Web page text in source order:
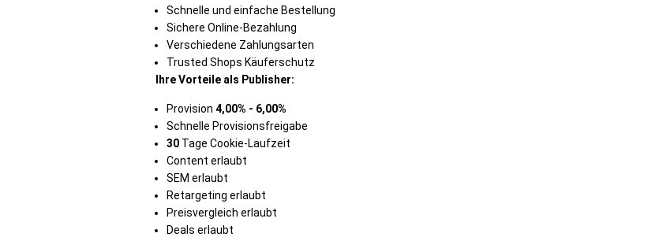
Schnelle und einfache Bestellung
Sichere Online-Bezahlung
Verschiedene Zahlungsarten
Trusted Shops Käuferschutz
Ihre Vorteile als Publisher:
Provision 4,00% - 6,00%
Schnelle Provisionsfreigabe
30 Tage Cookie-Laufzeit
Content erlaubt
SEM erlaubt
Retargeting erlaubt
Preisvergleich erlaubt
Deals erlaubt